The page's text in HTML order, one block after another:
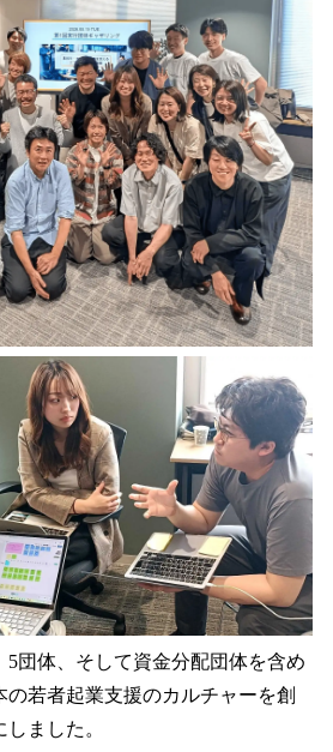
5団体、そして資金分配団体を含め
の若者起業支援のカルチャーを創
ました。